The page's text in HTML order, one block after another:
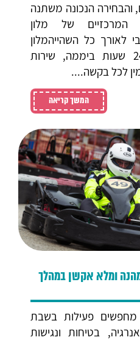
והבחירה הנכונה משתנה
המרכזיים של מלון
לאורך כל השהייהמלון
מספק קבלה פעילה 24 שעות ביממה, שירות
לכל בקשה....
המשך קריאה
מהנה ומלא אקשן במהלך
מחפשים פעילות בשבת
בטיחות ונגישות